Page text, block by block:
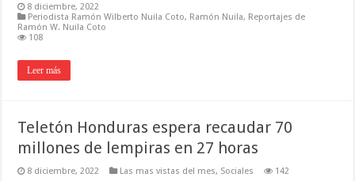
8 diciembre, 2022
Periodista Ramón Wilberto Nuila Coto, Ramón Nuila, Reportajes de
Ramón W. Nuila Coto
108
Leer más
Teletón Honduras espera recaudar 70
millones de lempiras en 27 horas
8 diciembre, 2022 Las mas vistas del mes, Sociales 142